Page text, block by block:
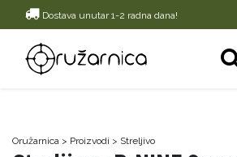
Dostava unutar 1-2 radna dana!
Oružarnica > Proizvodi > Streljivo